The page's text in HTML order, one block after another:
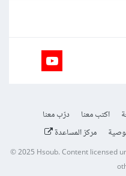
اكتب معنا
درّب معنا
مركز المساعدة
© 2025Hsoub.Content licensed